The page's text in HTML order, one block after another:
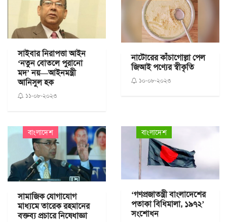
সাইবার নিরাপত্তা আইন
‘নতুন বোতলে পুরানো
মদ’ নয়—আইনমন্ত্রী
আনিসুল হক
১১-০৮-২০২৩
নাটোরের কাঁচাগোল্লা পেল
জিআই পণ্যের স্বীকৃতি
১০-০৮-২০২৩
বাংলাদেশ
সামাজিক যোগাযোগ
মাধ্যমে তারেক রহমানের
বক্তব্য প্রচারে নিষেধাজ্ঞা
বাংলাদেশ
‘গণপ্রজাতন্ত্রী বাংলাদেশের
পতাকা বিধিমালা, ১৯৭২’
সংশোধন